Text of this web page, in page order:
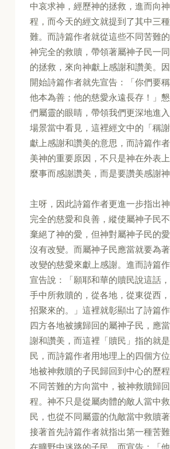
中哀求神，經歷神的拯救，進而向
程，而今天的經文就提到了其中三
難。而詩篇作者就從這些不同苦難
神完全的救贖，帶領著屬神子民一
的拯救，來向神獻上感謝和讚美。
開始詩篇作者就先宣告：「你們要
他本為善；他的慈愛永遠長存！」
們屬靈的眼睛，帶領我們更深地進
場景當中看見，這裡經文中的「稱
獻上感謝和讚美的意思，而詩篇作
美神的重要原因，不只是神在外表
麼事而感謝讚美，而是要讚美感謝神
主呀，因此詩篇作者更進一步指出
完全的慈愛和良善，縱使屬神子民
棄絕了神的愛，但神對屬神子民的
沒有改變。而屬神子民應當就要為
改變的慈愛來獻上感謝。進而詩篇
宣告說：「願耶和華的贖民說這話
手中所救贖的，從各地，從東從西
招聚來的。」這裡就彰顯出了詩篇
四方各地被擄歸回的屬神子民，應
謝和讚美，而這裡「贖民」指的就
民，而詩篇作者用地理上的四個方
地被神救贖的子民歸回到中心的歷
不同苦難的方向當中，被神救贖歸
程。神不只是從屬肉體的敵人當中
民，也從不同屬靈的仇敵當中救贖著
接著首先詩篇作者就指出第一種苦